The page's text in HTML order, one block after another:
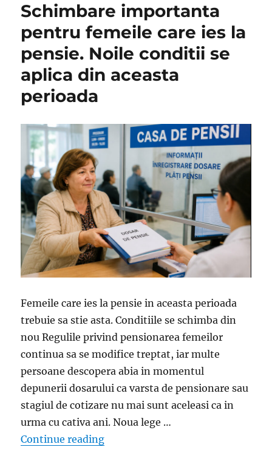
Schimbare importanta
pentru femeile care ies la
pensie. Noile conditii se
aplica din aceasta
perioada
Femeile care ies la pensie in aceasta perioada
trebuie sa stie asta. Conditiile se schimba din
nou Regulile privind pensionarea femeilor
continua sa se modifice treptat, iar multe
persoane descopera abia in momentul
depunerii dosarului ca varsta de pensionare sau
stagiul de cotizare nu mai sunt aceleasi ca in
urma cu cativa ani. Noua lege …
Continue reading„Schimbare importanta pentru